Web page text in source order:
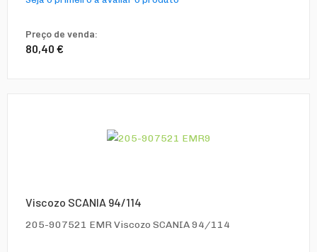
Preço de venda:
80,40 €
Viscozo SCANIA 94/114
205-907521 EMR Viscozo SCANIA 94/114